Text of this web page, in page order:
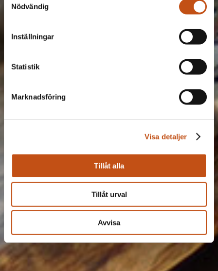
Nödvändig
Inställningar
Statistik
Marknadsföring
Visa detaljer
Tillåt alla
Tillåt urval
Avvisa